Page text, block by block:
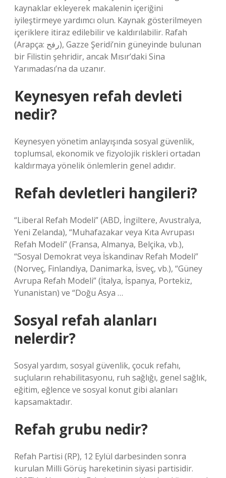
kaynaklar ekleyerek makalenin içeriğini
iyileştirmeye yardımcı olun. Kaynak gösterilmeyen
içeriklere itiraz edilebilir ve kaldırılabilir. Rafah
(Arapça: رفح), Gazze Şeridi’nin güneyinde bulunan
bir Filistin şehridir, ancak Mısır’daki Sina
Yarımadası’na da uzanır.
Keynesyen refah devleti
nedir?
Keynesyen yönetim anlayışında sosyal güvenlik,
toplumsal, ekonomik ve fizyolojik riskleri ortadan
kaldırmaya yönelik önlemlerin genel adıdır.
Refah devletleri hangileri?
“Liberal Refah Modeli” (ABD, İngiltere, Avustralya,
Yeni Zelanda), “Muhafazakar veya Kıta Avrupası
Refah Modeli” (Fransa, Almanya, Belçika, vb.),
“Sosyal Demokrat veya İskandinav Refah Modeli”
(Norveç, Finlandiya, Danimarka, İsveç, vb.), “Güney
Avrupa Refah Modeli” (İtalya, İspanya, Portekiz,
Yunanistan) ve “Doğu Asya …
Sosyal refah alanları
nelerdir?
Sosyal yardım, sosyal güvenlik, çocuk refahı,
suçluların rehabilitasyonu, ruh sağlığı, genel sağlık,
eğitim, eğlence ve sosyal konut gibi alanları
kapsamaktadır.
Refah grubu nedir?
Refah Partisi (RP), 12 Eylül darbesinden sonra
kurulan Milli Görüş hareketinin siyasi partisidir.